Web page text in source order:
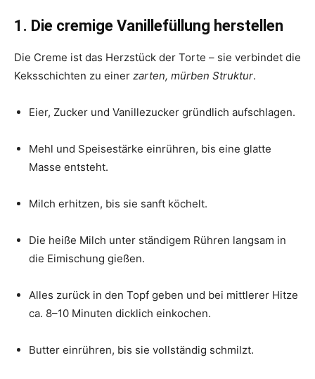
1. Die cremige Vanillefüllung herstellen
Die Creme ist das Herzstück der Torte – sie verbindet die
Keksschichten zu einer zarten, mürben Struktur.
Eier, Zucker und Vanillezucker gründlich aufschlagen.
Mehl und Speisestärke einrühren, bis eine glatte
Masse entsteht.
Milch erhitzen, bis sie sanft köchelt.
Die heiße Milch unter ständigem Rühren langsam in
die Eimischung gießen.
Alles zurück in den Topf geben und bei mittlerer Hitze
ca. 8–10 Minuten dicklich einkochen.
Butter einrühren, bis sie vollständig schmilzt.